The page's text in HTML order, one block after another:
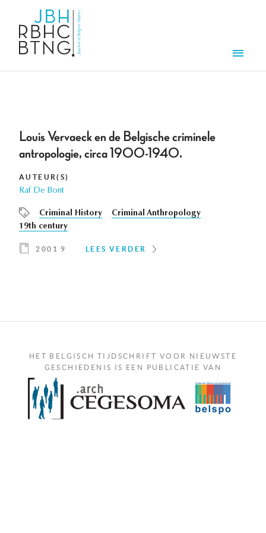
Louis Vervaeck en de Belgische criminele
antropologie, circa 1900-1940.
AUTEUR(S)
Raf De Bont
Criminal History
Criminal Anthropology
19th century
2001 9 LEES VERDER
HET BELGISCH TIJDSCHRIFT VOOR NIEUWSTE
GESCHIEDENIS IS EEN PUBLICATIE VAN